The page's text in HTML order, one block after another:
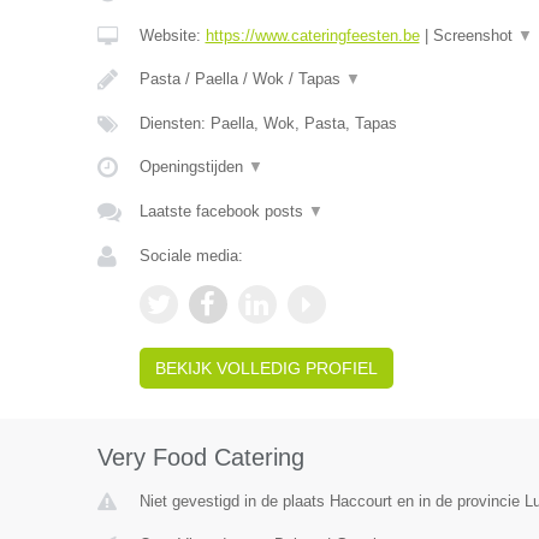
Website: https://www.cateringfeesten.be| Screenshot ▼
Pasta / Paella / Wok / Tapas ▼
Diensten: Paella, Wok, Pasta, Tapas
Openingstijden ▼
Laatste facebook posts ▼
Sociale media:
BEKIJK VOLLEDIG PROFIEL
Very Food Catering
Niet gevestigd in de plaats Haccourt en in de provincie